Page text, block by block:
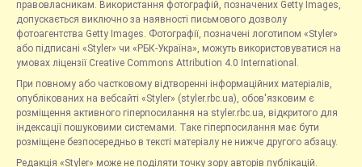
правовласникам. Використання фотографій, позначених Getty Images,
допускається виключно за наявності письмового дозволу
фотоагентства Getty Images. Фотографії, позначені логотипом «Styler»
або підписані «Styler» чи «РБК-Україна», можуть використовуватися на
умовах ліцензії Creative Commons Attribution 4.0 International.
При повному або частковому відтворенні інформаційних матеріалів,
опублікованих на вебсайті «Styler» (styler.rbc.ua), обов'язковим є
розміщення активного гіперпосилання на styler.rbc.ua, відкритого для
індексації пошуковими системами. Таке гіперпосилання має бути
розміщене безпосередньо в тексті матеріалу не нижче другого абзацу.
Редакція «Styler» може не поділяти точку зору авторів публікацій.